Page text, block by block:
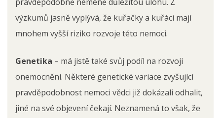
výzkumů jasně vyplývá, že kuřačky a kuřáci mají
mnohem vyšší riziko rozvoje této nemoci.
Genetika – má jistě také svůj podíl na rozvoji
onemocnění. Některé genetické variace zvyšující
pravděpodobnost nemoci vědci již dokázali odhalit,
jiné na své objevení čekají. Neznamená to však, že